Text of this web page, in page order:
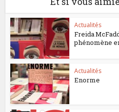
Actualités
Freida
phénomène
Actualités
Enorme